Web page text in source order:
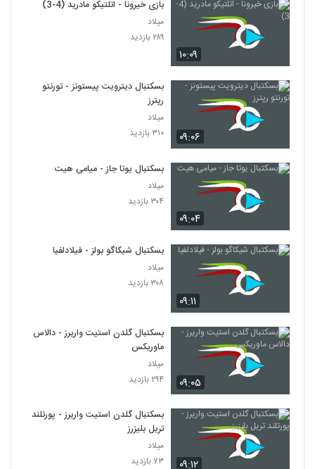
۱۰:۰۹
بازی خیرونا - اتلتیکو مادرید (4-3)
میلاد
۲۸۹ بازدید
۰۹:۰۶
بسکتبال دیترویت پیستونز - تورنتو
رپترز
میلاد
۳۱۰ بازدید
۰۹:۰۴
بسکتبال یوتا جاز - میامی هیت
میلاد
۳۰۴ بازدید
۰۹:۱۱
بسکتبال شیکاگو بولز - فیلادلفیا
میلاد
۳۰۸ بازدید
۰۹:۰۵
بسکتبال گلدن استیت واریرز - دالاس
ماوریکس
میلاد
۲۹۴ بازدید
۰۹:۱۲
بسکتبال گلدن استیت واریرز - پورتلند
تریل بلیزرز
میلاد
۷۳ بازدید